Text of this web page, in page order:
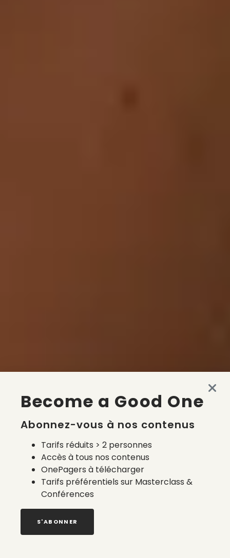
Become a Good One
Abonnez-vous à nos contenus
Tarifs réduits > 2 personnes
Accès à tous nos contenus
OnePagers à télécharger
Tarifs préférentiels sur Masterclass &
Conférences
S'ABONNER